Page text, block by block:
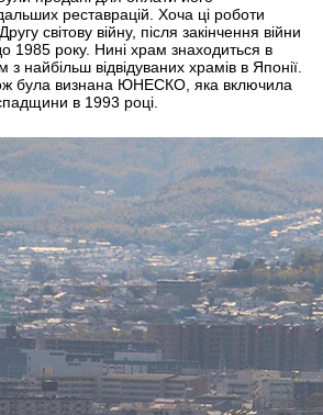
реставрацій. Хоча ці роботи
світову війну, після закінчення війни
1985 року. Нині храм знаходиться в
з найбільш відвідуваних храмів в Японії.
була визнана ЮНЕСКО, яка включила
в 1993 році.